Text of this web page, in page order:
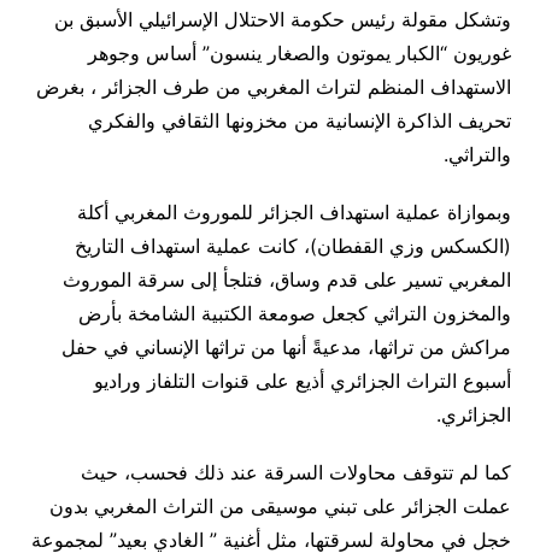
وتشكل مقولة رئيس حكومة الاحتلال الإسرائيلي الأسبق بن
غوريون “الكبار يموتون والصغار ينسون” أساس وجوهر
الاستهداف المنظم لتراث المغربي من طرف الجزائر ، بغرض
تحريف الذاكرة الإنسانية من مخزونها الثقافي والفكري
والتراثي.
وبموازاة عملية استهداف الجزائر للموروث المغربي أكلة
(الكسكس وزي القفطان)، كانت عملية استهداف التاريخ
المغربي تسير على قدم وساق، فتلجأ إلى سرقة الموروث
والمخزون التراثي كجعل صومعة الكتبية الشامخة بأرض
مراكش من تراثها، مدعيةً أنها من تراثها الإنساني في حفل
أسبوع التراث الجزائري أذيع على قنوات التلفاز وراديو
الجزائري.
كما لم تتوقف محاولات السرقة عند ذلك فحسب، حيث
عملت الجزائر على تبني موسيقى من التراث المغربي بدون
خجل في محاولة لسرقتها، مثل أغنية ” الغادي بعيد” لمجموعة